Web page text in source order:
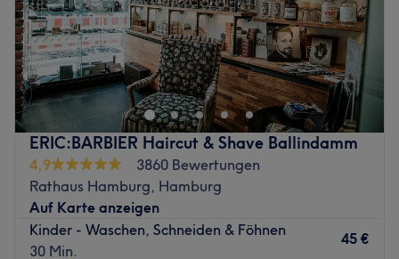
ERIC:BARBIER Haircut & Shave Ballindamm
4,9
3860 Bewertungen
Rathaus Hamburg, Hamburg
Auf Karte anzeigen
Kinder - Waschen, Schneiden & Föhnen
30 Min.
45 €